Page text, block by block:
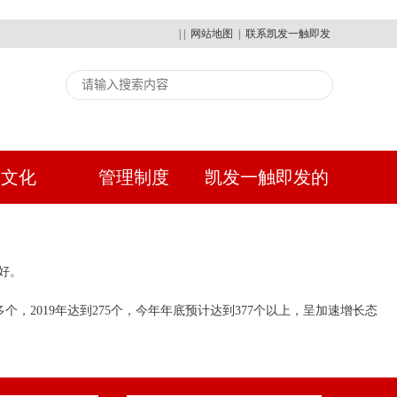
网站地图 联系凯发一触即发
化 管理制度 凯发一触即发的
。
，2019年达到275个，今年年底预计达到377个以上，呈加速增长态